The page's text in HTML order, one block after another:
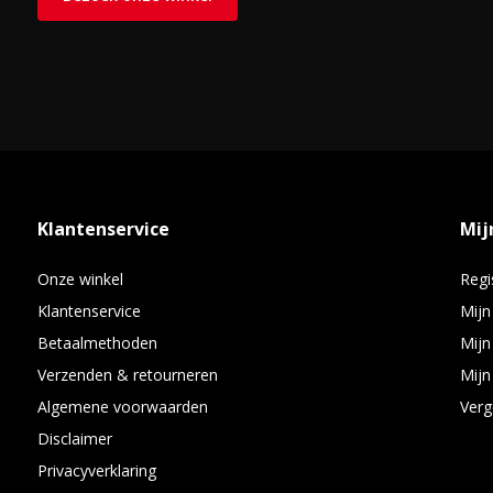
Klantenservice
Onze winkel
Klantenservice
Betaalmethoden
Verzenden & retourneren
Algemene voorwaarden
Disclaimer
Privacyverklaring